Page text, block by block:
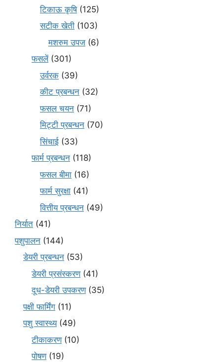
टिकाऊ कृषि(125)
सटीक खेती (103)
मशरुम उपज (6)
फसलें(301)
उर्वरक (39)
कीट प्रबन्धन (32)
फसल चयन (71)
मि‌ट्टी प्रबन्धन (70)
सिंचाई (33)
फार्म प्रबन्धन (118)
फसल बीमा (16)
फार्म सुरक्षा (41)
वित्तीय प्रबन्धन (49)
निर्यात (41)
पशुपालन (144)
डेयरी प्रबन्धन (53)
डेयरी प्रसंस्करण(41)
दूध-डेयरी उपकरण(35)
पक्षी फार्मिंग (11)
पशु स्वास्थ्य(49)
टीकाकरण(10)
पोषण(19)